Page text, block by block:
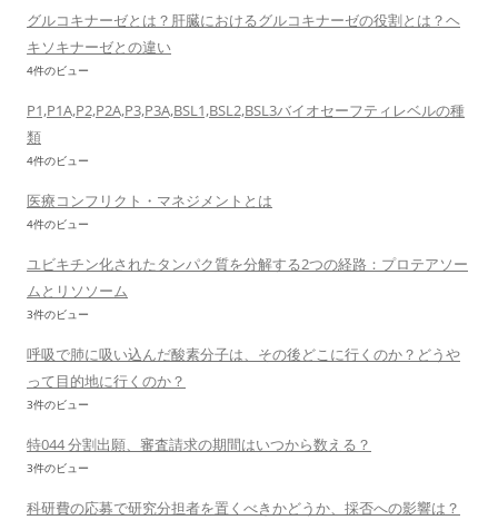
グルコキナーゼとは？肝臓におけるグルコキナーゼの役割とは？ヘ
キソキナーゼとの違い
4件のビュー
P1,P1A,P2,P2A,P3,P3A,BSL1,BSL2,BSL3バイオセーフティレベルの種
類
4件のビュー
医療コンフリクト・マネジメントとは
4件のビュー
ユビキチン化されたタンパク質を分解する2つの経路：プロテアソー
ムとリソソーム
3件のビュー
呼吸で肺に吸い込んだ酸素分子は、その後どこに行くのか？どうや
って目的地に行くのか？
3件のビュー
特044 分割出願、審査請求の期間はいつから数える？
3件のビュー
科研費の応募で研究分担者を置くべきかどうか、採否への影響は？